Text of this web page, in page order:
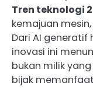
Tren teknologi
kemajuan
Dari AI generatif
inovasi ini
bukan milik
bijak